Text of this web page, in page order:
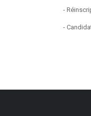
-
-